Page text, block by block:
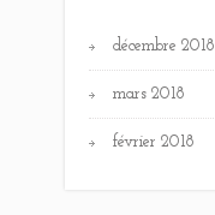
décembre 2018
mars 2018
février 2018